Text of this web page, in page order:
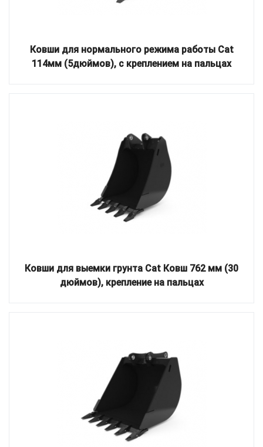
Ковши для нормального режима работы Cat
114мм (5дюймов), с креплением на пальцах
Ковши для выемки грунта Cat Ковш 762 мм (30
дюймов), крепление на пальцах